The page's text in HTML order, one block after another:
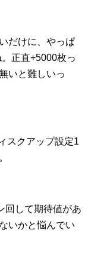
だけに、やっぱ
正直+5000枚っ
いと難しいっ
スクアップ設定1
回して期待値があ
いかと悩んでい